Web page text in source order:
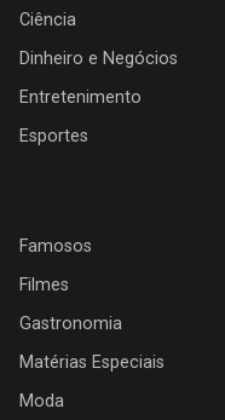
Ciência
Dinheiro e Negócios
Entretenimento
Esportes
Famosos
Filmes
Gastronomia
Matérias Especiais
Moda